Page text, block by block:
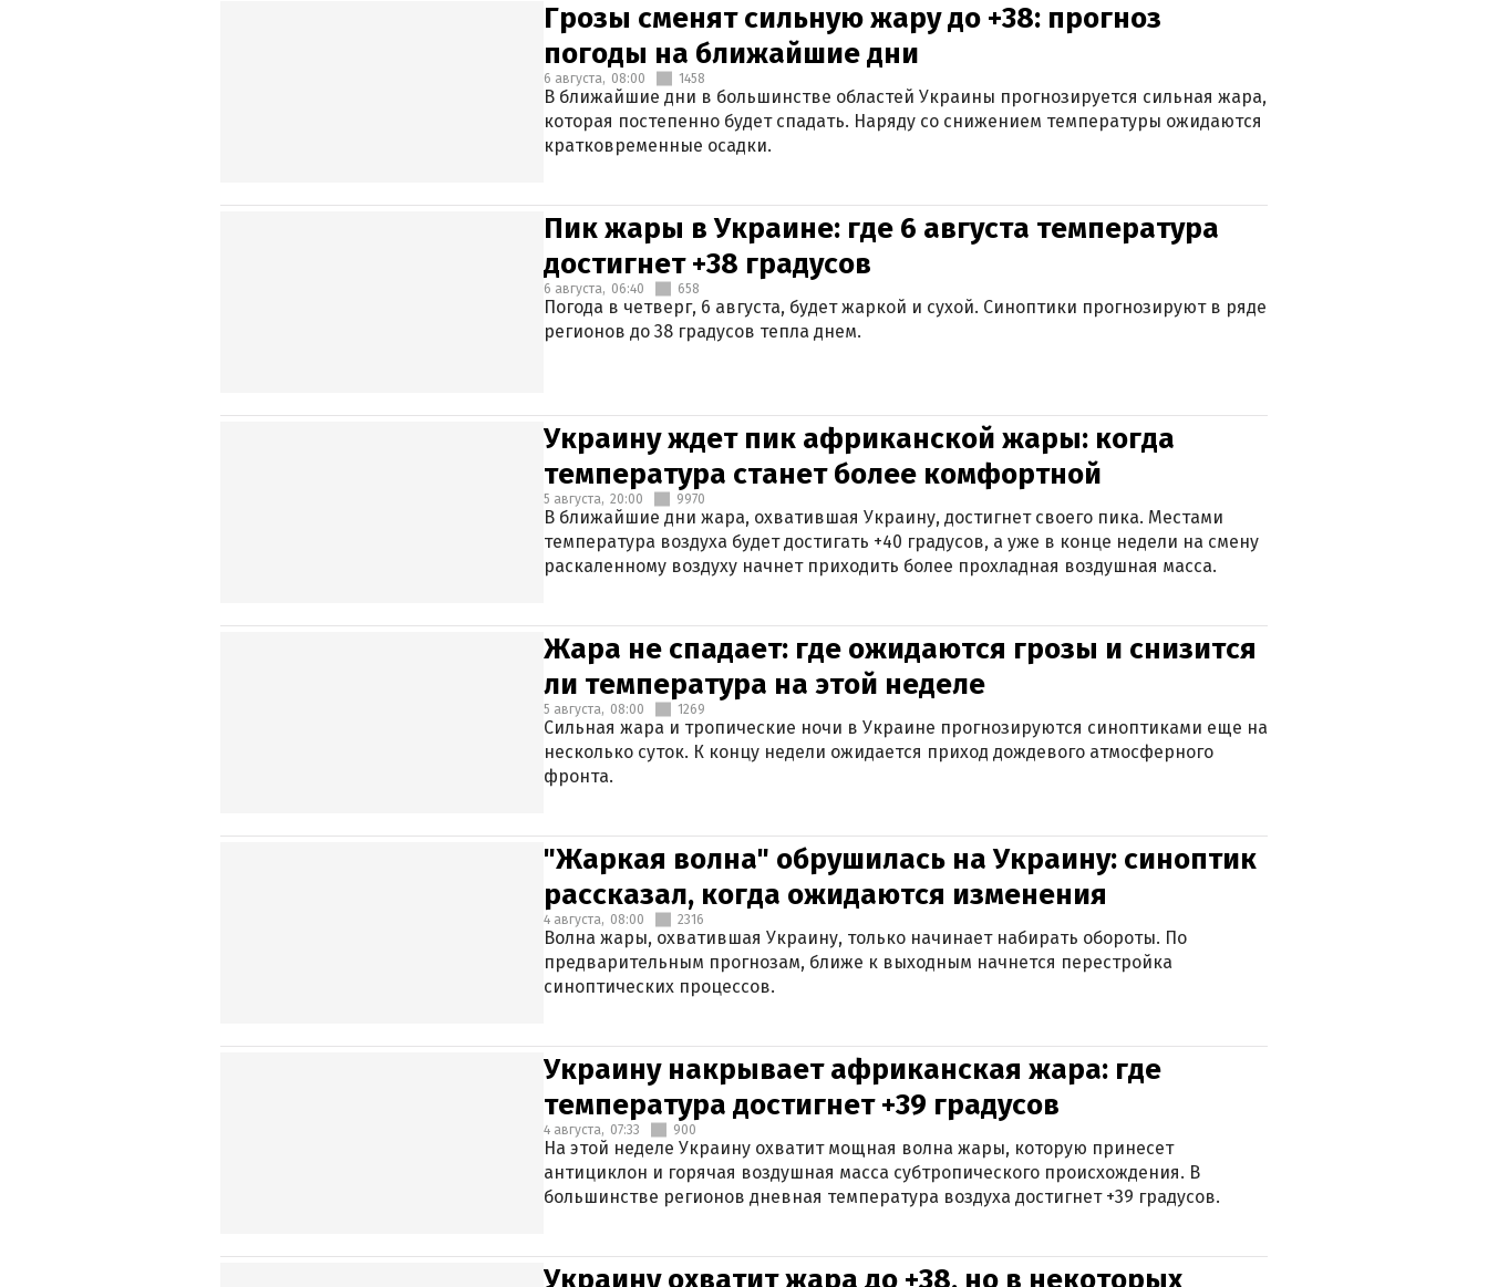
Грозы сменят сильную жару до +38: прогноз
погоды на ближайшие дни
6 августа, 08:00 1458
В ближайшие дни в большинстве областей Украины прогнозируется сильная жара,
которая постепенно будет спадать. Наряду со снижением температуры ожидаются
кратковременные осадки.
Пик жары в Украине: где 6 августа температура
достигнет +38 градусов
6 августа, 06:40 658
Погода в четверг, 6 августа, будет жаркой и сухой. Синоптики прогнозируют в ряде
регионов до 38 градусов тепла днем.
Украину ждет пик африканской жары: когда
температура станет более комфортной
5 августа, 20:00 9970
В ближайшие дни жара, охватившая Украину, достигнет своего пика. Местами
температура воздуха будет достигать +40 градусов, а уже в конце недели на смену
раскаленному воздуху начнет приходить более прохладная воздушная масса.
Жара не спадает: где ожидаются грозы и снизится
ли температура на этой неделе
5 августа, 08:00 1269
Сильная жара и тропические ночи в Украине прогнозируются синоптиками еще на
несколько суток. К концу недели ожидается приход дождевого атмосферного
фронта.
"Жаркая волна" обрушилась на Украину: синоптик
рассказал, когда ожидаются изменения
4 августа, 08:00 2316
Волна жары, охватившая Украину, только начинает набирать обороты. По
предварительным прогнозам, ближе к выходным начнется перестройка
синоптических процессов.
Украину накрывает африканская жара: где
температура достигнет +39 градусов
4 августа, 07:33 900
На этой неделе Украину охватит мощная волна жары, которую принесет
антициклон и горячая воздушная масса субтропического происхождения. В
большинстве регионов дневная температура воздуха достигнет +39 градусов.
Украину охватит жара до +38, но в некоторых